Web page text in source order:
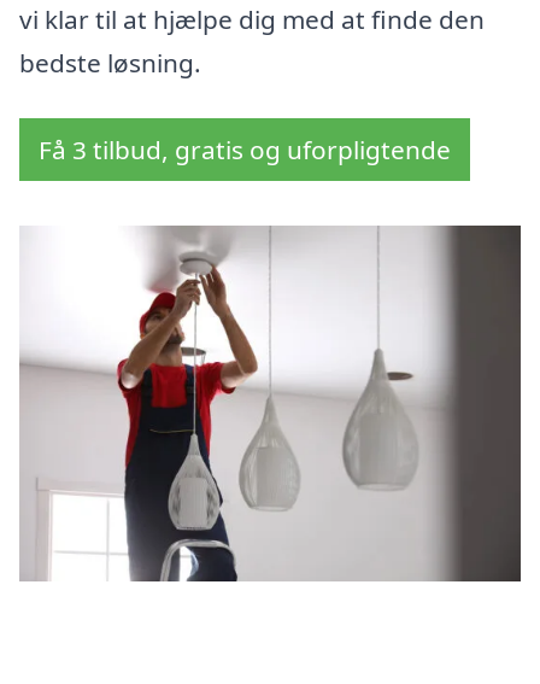
vi klar til at hjælpe dig med at finde den
bedste løsning.
Få 3 tilbud, gratis og uforpligtende